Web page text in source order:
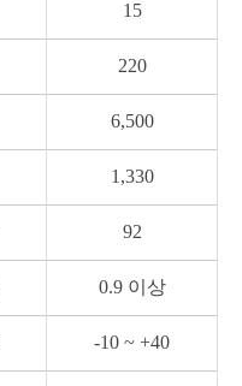
15
220
6,500
1,330
92
0.9 이상
-10 ~ +40